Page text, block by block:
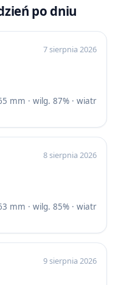
po dniu
7 sierpnia 2026
mm · wilg. 87% · wiatr
8 sierpnia 2026
mm · wilg. 85% · wiatr
9 sierpnia 2026